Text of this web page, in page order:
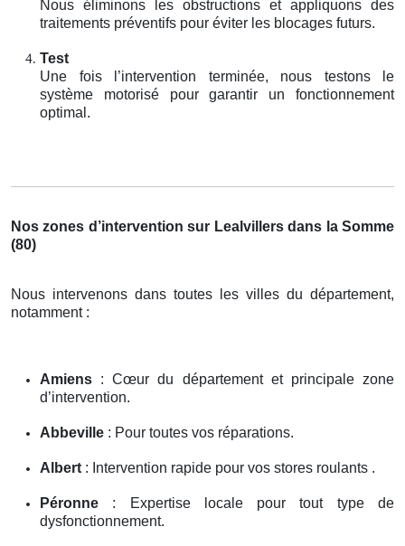
Nous éliminons les obstructions et appliquons des
traitements préventifs pour éviter les blocages futurs.
Test
Une fois l’intervention terminée, nous testons le
système motorisé pour garantir un fonctionnement
optimal.
Nos zones d’intervention sur Lealvillers dans la Somme
(80)
Nous intervenons dans toutes les villes du département,
notamment :
Amiens : Cœur du département et principale zone
d’intervention.
Abbeville : Pour toutes vos réparations.
Albert : Intervention rapide pour vos stores roulants .
Péronne : Expertise locale pour tout type de
dysfonctionnement.